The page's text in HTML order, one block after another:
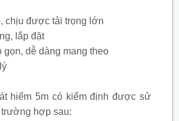
chịu được tải trọng lớn
lắp đặt
gọn, dễ dàng mang theo
hiểm 5m có kiểm định được sử
hợp sau: